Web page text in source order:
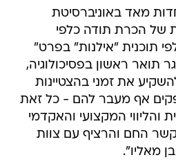
מאד באוניברסיטת
של הכרת תודה כלפי
תוכנית "אילנות" בפרט"
תואר ראשון בפסיכולוגיה,
את זמני בהצטיינות
אף מעבר להם - כל זאת
והליווי המקצועי והאקדמי
החם והרציף עם צוות
מאליו".